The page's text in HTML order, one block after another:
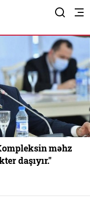
məhz
daşıyır."